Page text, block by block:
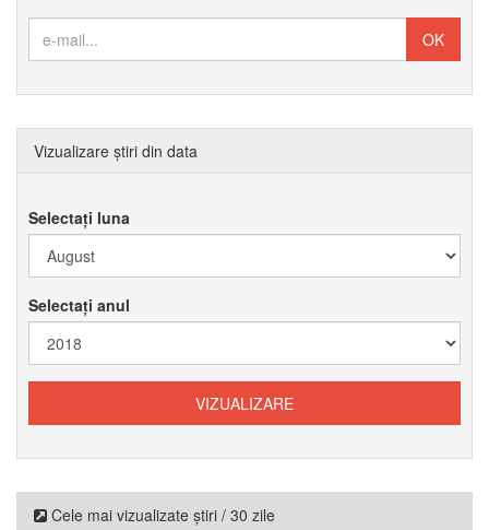
Vizualizare știri din data
Selectați luna
Selectați anul
Cele mai vizualizate știri / 30 zile